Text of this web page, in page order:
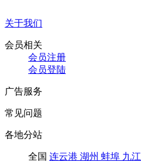
关于我们
会员相关
会员注册
会员登陆
广告服务
常见问题
各地分站
全国 连云港 湖州 蚌埠 九江